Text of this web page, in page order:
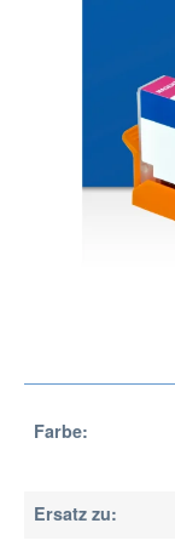
Farbe:
Ersatz zu: